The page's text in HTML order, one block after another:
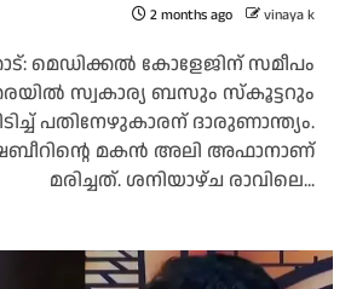
2 months ago vinaya k
മെഡിക്കൽ കോളേജിന് സമീപം
സ്വകാര്യ ബസും സ്കൂട്ടറും
പതിനേഴുകാരന് ദാരുണാന്ത്യം.
ഷബീറിന്റെ മകൻ അലി അഫാനാണ്
മരിച്ചത്. ശനിയാഴ്ച രാവിലെ...